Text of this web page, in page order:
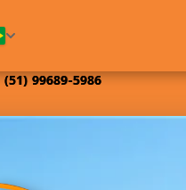
(51) 99689-5986